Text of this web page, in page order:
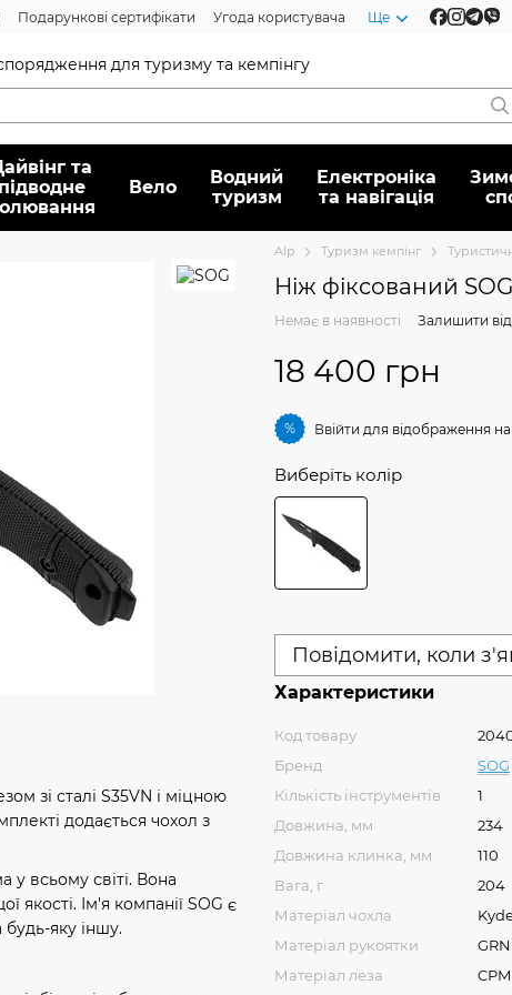
Подарункові сертифікати Угода користувача Ще
для туризму та кемпінгу
та
підводне
Вело
Водний
туризм
Електроніка
та навігація
зі сталі S35VN і міцною
додається чохол з
у всьому світі. Вона
якості. Ім'я компанії SOG є
яку іншу.
Alp Туризм кемпінг
Ніж фіксований
Немає в наявності Залишити
18 400 грн
% Ввійти для відображення
Виберіть колір
Повідомити, коли
Характеристики
Код товару
Бренд
SOG
Кількість інструментів
1
Довжина, мм
234
Довжина клинка, мм
110
Вага, г
204
Матеріал чохла
Матеріал рукоятки
GRN
Матеріал леза